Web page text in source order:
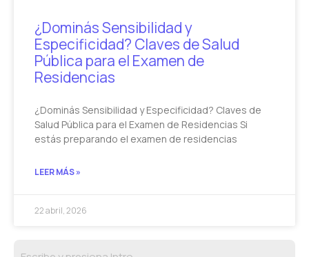
¿Dominás Sensibilidad y
Especificidad? Claves de Salud
Pública para el Examen de
Residencias
¿Dominás Sensibilidad y Especificidad? Claves de
Salud Pública para el Examen de Residencias Si
estás preparando el examen de residencias
LEER MÁS »
22 abril, 2026